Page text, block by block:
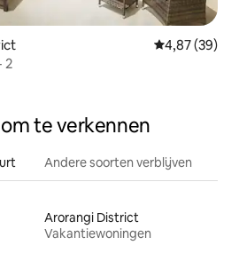
Gemiddelde
4,87 (39)
2
te verkennen
Andere soorten verblijven
Arorangi District
Vakantiewoningen